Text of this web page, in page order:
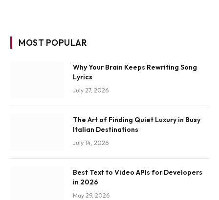
MOST POPULAR
Why Your Brain Keeps Rewriting Song
Lyrics
July 27, 2026
The Art of Finding Quiet Luxury in Busy
Italian Destinations
July 14, 2026
Best Text to Video APIs for Developers
in 2026
May 29, 2026